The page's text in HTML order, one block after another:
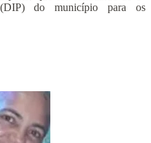
do município para os